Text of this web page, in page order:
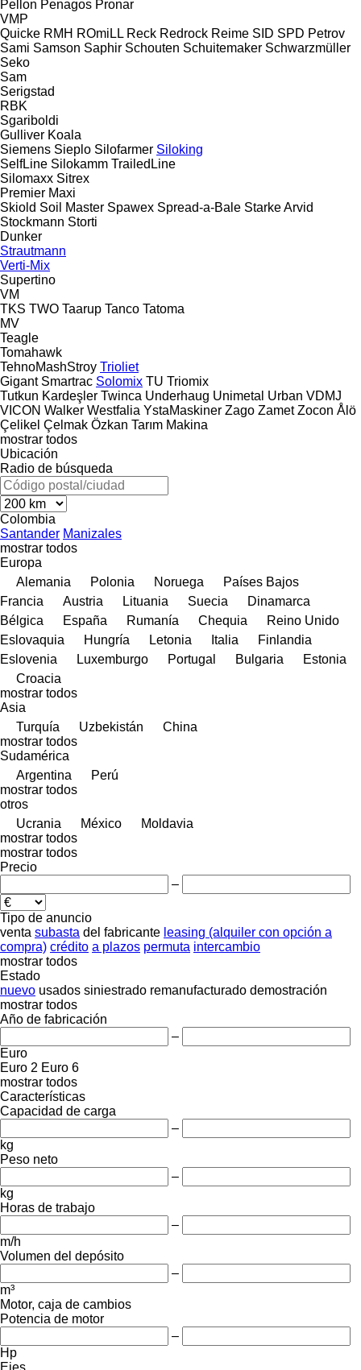
Pellon Penagos Pronar
VMP
Quicke RMH ROmiLL Reck Redrock Reime SID SPD Petrov
Sami Samson Saphir Schouten Schuitemaker Schwarzmüller
Seko
Sam
Serigstad
RBK
Sgariboldi
Gulliver Koala
Siemens Sieplo Silofarmer Siloking
SelfLine Silokamm TrailedLine
Silomaxx Sitrex
Premier Maxi
Skiold Soil Master Spawex Spread-a-Bale Starke Arvid
Stockmann Storti
Dunker
Strautmann
Verti-Mix
Supertino
VM
TKS TWO Taarup Tanco Tatoma
MV
Teagle
Tomahawk
TehnoMashStroy Trioliet
Gigant Smartrac Solomix TU Triomix
Tutkun Kardeşler Twinca Underhaug Unimetal Urban VDMJ
VICON Walker Westfalia YstaMaskiner Zago Zamet Zocon Ålö
Çelikel Çelmak Özkan Tarım Makina
mostrar todos
Ubicación
Radio de búsqueda
Colombia
Santander Manizales
mostrar todos
Europa
Alemania
Polonia Noruega
Países Bajos
Francia
Austria Lituania Suecia
Dinamarca
Bélgica
España Rumanía Chequia
Reino Unido
Eslovaquia
Hungría Letonia Italia
Finlandia
Eslovenia
Luxemburgo Portugal Bulgaria
Estonia
Croacia
mostrar todos
Asia
Turquía
Uzbekistán
China
mostrar todos
Sudamérica
Argentina
Perú
mostrar todos
otros
Ucrania
México
Moldavia
mostrar todos
mostrar todos
Precio
–
Tipo de anuncio
venta subasta del fabricante leasing (alquiler con opción a
compra) crédito a plazos permuta intercambio
mostrar todos
Estado
nuevo usados siniestrado remanufacturado demostración
mostrar todos
Año de fabricación
–
Euro
Euro 2 Euro 6
mostrar todos
Características
Capacidad de carga
–
kg
Peso neto
–
kg
Horas de trabajo
–
m/h
Volumen del depósito
–
m³
Motor, caja de cambios
Potencia de motor
–
Hp
Ejes